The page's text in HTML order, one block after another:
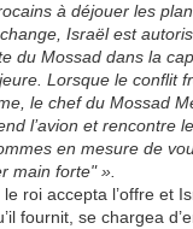
à déjouer les
Israël est
du Mossad dans la
Lorsque le conflit
le chef du Mossad
l’avion et rencontre
en mesure de
main forte" ».
le roi accepta l’offre et
fournit, se chargea